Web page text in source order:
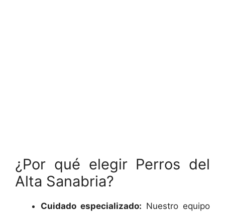
¿Por qué elegir Perros del
Alta Sanabria?
Cuidado especializado: Nuestro equipo